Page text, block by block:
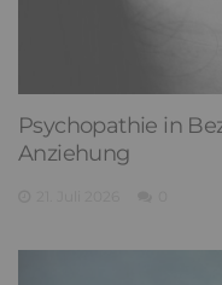
Psychopathie in
Anziehung